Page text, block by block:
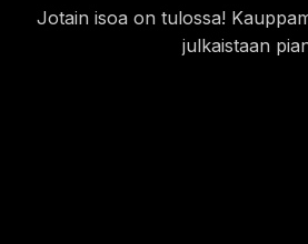
Jotain isoa on tulossa!
julkaistaan